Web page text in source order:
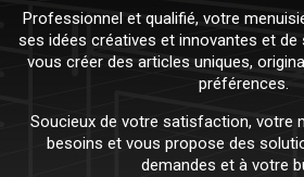
Professionnel et qualifié, votre
ses idées créatives et innovantes et
vous créer des articles uniques,
préférences.
Soucieux de votre satisfaction, votre
besoins et vous propose des
demandes et à votre